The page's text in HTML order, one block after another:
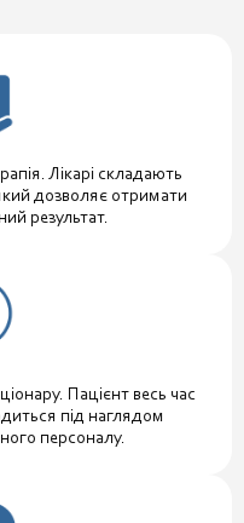
Лікарі складають
дозволяє отримати
результат.
Пацієнт весь час
під наглядом
персоналу.